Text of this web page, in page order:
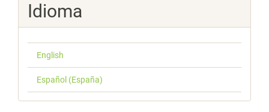
Idioma
English
Español (España)